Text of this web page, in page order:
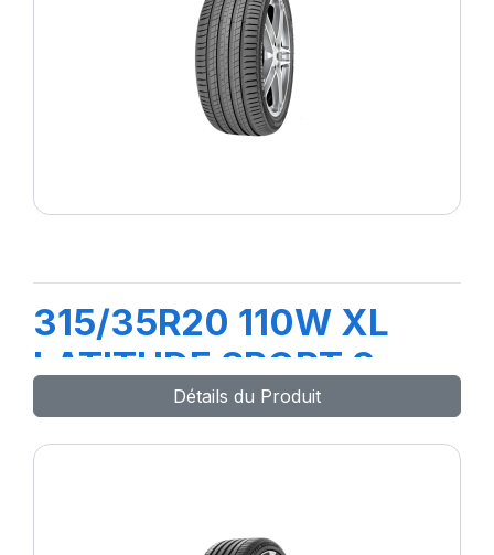
315/35R20 110W XL
LATITUDE SPORT 3
Détails du Produit